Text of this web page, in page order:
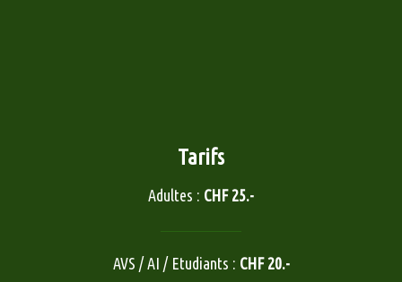
Tarifs
Adultes : CHF 25.-
AVS / AI / Etudiants : CHF 20.-